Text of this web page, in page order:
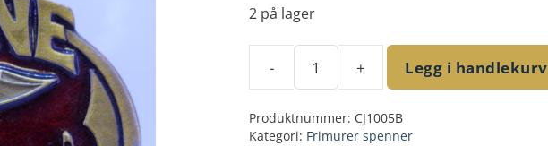
2 på lager
-
antall
+ Legg i handlekurv
Produktnummer: CJ1005B
Kategori: Frimurer spenner